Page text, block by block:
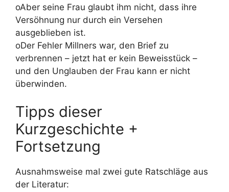
oAber seine Frau glaubt ihm nicht, dass ihre
Versöhnung nur durch ein Versehen
ausgeblieben ist.
oDer Fehler Millners war, den Brief zu
verbrennen – jetzt hat er kein Beweisstück –
und den Unglauben der Frau kann er nicht
überwinden.
Tipps dieser
Kurzgeschichte +
Fortsetzung
Ausnahmsweise mal zwei gute Ratschläge aus
der Literatur: